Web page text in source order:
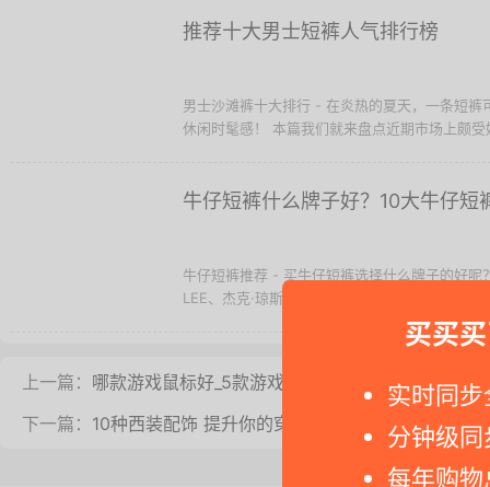
买买
实时同
分钟级
每年购
推荐十大男士短裤人气排行榜
男士沙滩裤十大排行 - 在炎热的夏天，一条短
休闲时髦感！ 本篇我们就来盘点近期市场上颇
牛仔短裤什么牌子好？10大牛仔短
牛仔短裤推荐 - 买牛仔短裤选择什么牌子的好
LEE、杰克·琼斯、Gap、Lee Cooper、美特斯
上一篇： 哪款游戏鼠标好_5款游戏鼠标推荐
下一篇： 10种西装配饰 提升你的穿搭风格！